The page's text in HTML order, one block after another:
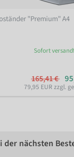
"Premium" A4
Sofort
165,41 €
79,95 EUR zzgl.
der nächsten